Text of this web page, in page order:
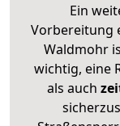
Ein
Vorbereitung
Waldmohr
wichtig, eine
als auch